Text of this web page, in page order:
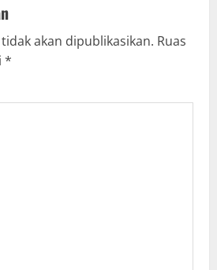
akan dipublikasikan. Ruas
*